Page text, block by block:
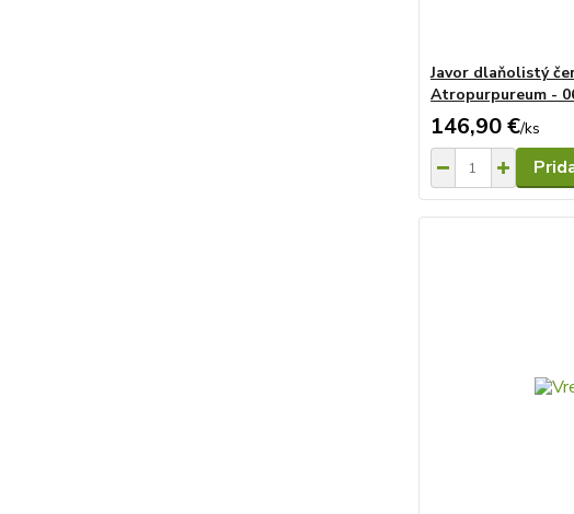
Javor dlaňolistý
Atropurpureum -
146,90 €/ks